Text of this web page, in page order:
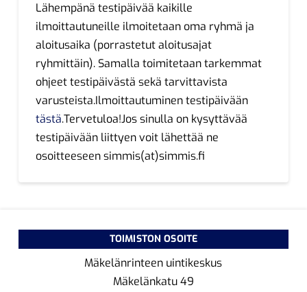
Lähempänä testipäivää kaikille
ilmoittautuneille ilmoitetaan oma ryhmä ja
aloitusaika (porrastetut aloitusajat
ryhmittäin). Samalla toimitetaan tarkemmat
ohjeet testipäivästä sekä tarvittavista
varusteista.Ilmoittautuminen testipäivään
tästä.Tervetuloa!Jos sinulla on kysyttävää
testipäivään liittyen voit lähettää ne
osoitteeseen simmis(at)simmis.fi
TOIMISTON OSOITE
Mäkelänrinteen uintikeskus
Mäkelänkatu 49